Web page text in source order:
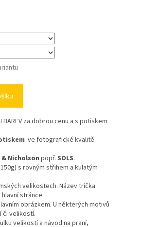
BAREV za dobrou cenu a s potiskem
ve fotografické kvalitě.
Nicholson popř. SOLS.
s rovným střihem a kulatým
velikostech. Název trička
hlavní stránce.
obrázkem. U některých motivů
či velikostí.
velikostí a návod na praní,